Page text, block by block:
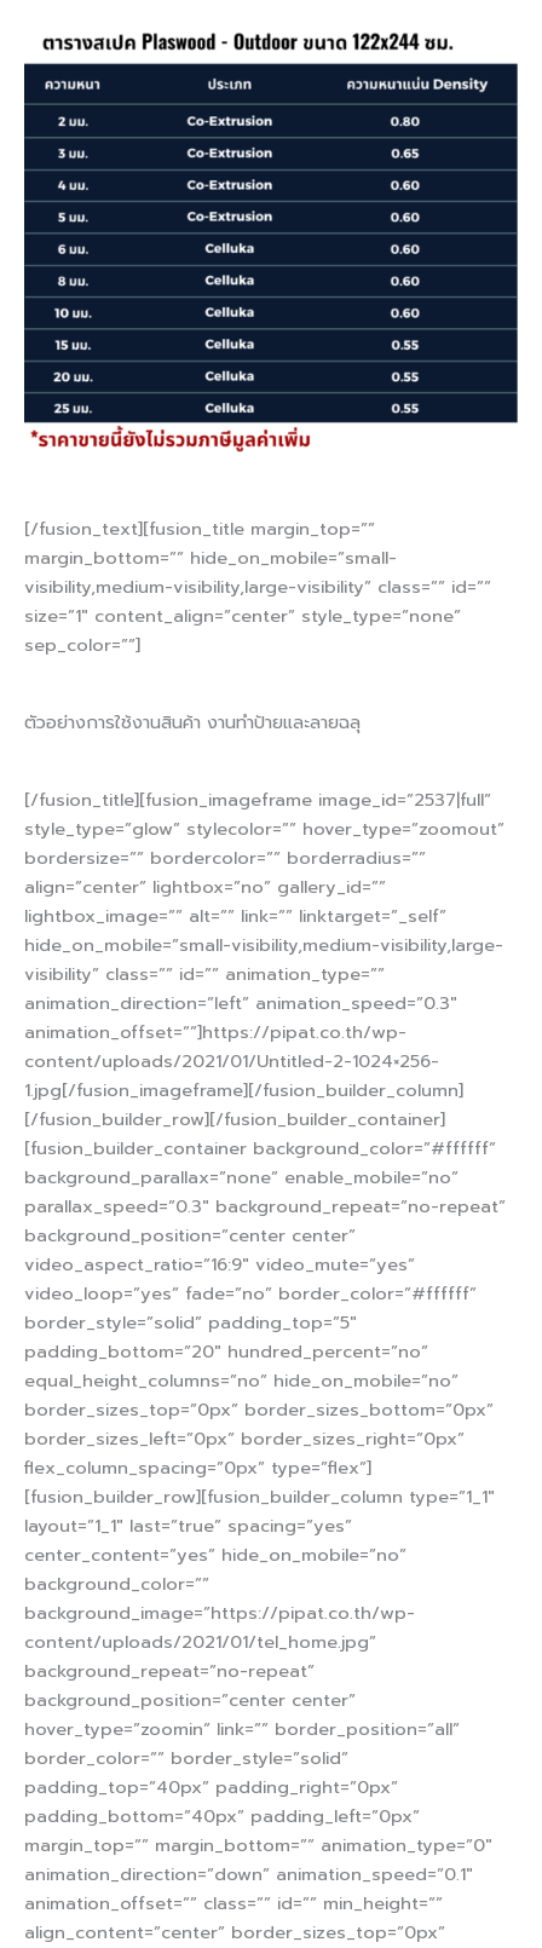
[/fusion_text][fusion_title margin_top=””
margin_bottom=”” hide_on_mobile=”small-
visibility,medium-visibility,large-visibility” class=”” id=””
size=”1″ content_align=”center” style_type=”none”
sep_color=””]
ตัวอย่างการใช้งานสินค้า งานทำป้ายและลายฉลุ
[/fusion_title][fusion_imageframe image_id=”2537|full”
style_type=”glow” stylecolor=”” hover_type=”zoomout”
bordersize=”” bordercolor=”” borderradius=””
align=”center” lightbox=”no” gallery_id=””
lightbox_image=”” alt=”” link=”” linktarget=”_self”
hide_on_mobile=”small-visibility,medium-visibility,large-
visibility” class=”” id=”” animation_type=””
animation_direction=”left” animation_speed=”0.3″
animation_offset=””]https://pipat.co.th/wp-
content/uploads/2021/01/Untitled-2-1024×256-
1.jpg[/fusion_imageframe][/fusion_builder_column]
[/fusion_builder_row][/fusion_builder_container]
[fusion_builder_container background_color=”#ffffff”
background_parallax=”none” enable_mobile=”no”
parallax_speed=”0.3″ background_repeat=”no-repeat”
background_position=”center center”
video_aspect_ratio=”16:9″ video_mute=”yes”
video_loop=”yes” fade=”no” border_color=”#ffffff”
border_style=”solid” padding_top=”5″
padding_bottom=”20″ hundred_percent=”no”
equal_height_columns=”no” hide_on_mobile=”no”
border_sizes_top=”0px” border_sizes_bottom=”0px”
border_sizes_left=”0px” border_sizes_right=”0px”
flex_column_spacing=”0px” type=”flex”]
[fusion_builder_row][fusion_builder_column type=”1_1″
layout=”1_1″ last=”true” spacing=”yes”
center_content=”yes” hide_on_mobile=”no”
background_color=””
background_image=”https://pipat.co.th/wp-
content/uploads/2021/01/tel_home.jpg”
background_repeat=”no-repeat”
background_position=”center center”
hover_type=”zoomin” link=”” border_position=”all”
border_color=”” border_style=”solid”
padding_top=”40px” padding_right=”0px”
padding_bottom=”40px” padding_left=”0px”
margin_top=”” margin_bottom=”” animation_type=”0″
animation_direction=”down” animation_speed=”0.1″
animation_offset=”” class=”” id=”” min_height=””
align_content=”center” border_sizes_top=”0px”